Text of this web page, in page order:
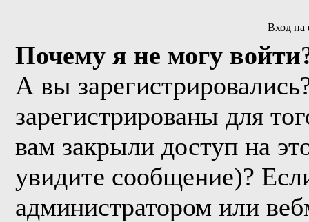
Вход на
Почему я не могу
А вы
зарегистрированы для
вам закрыли доступ на
увидите сообщение)?
администратором или